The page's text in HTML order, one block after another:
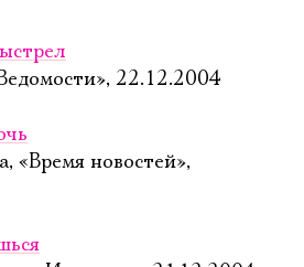
22.12.2004
«Время новостей»,